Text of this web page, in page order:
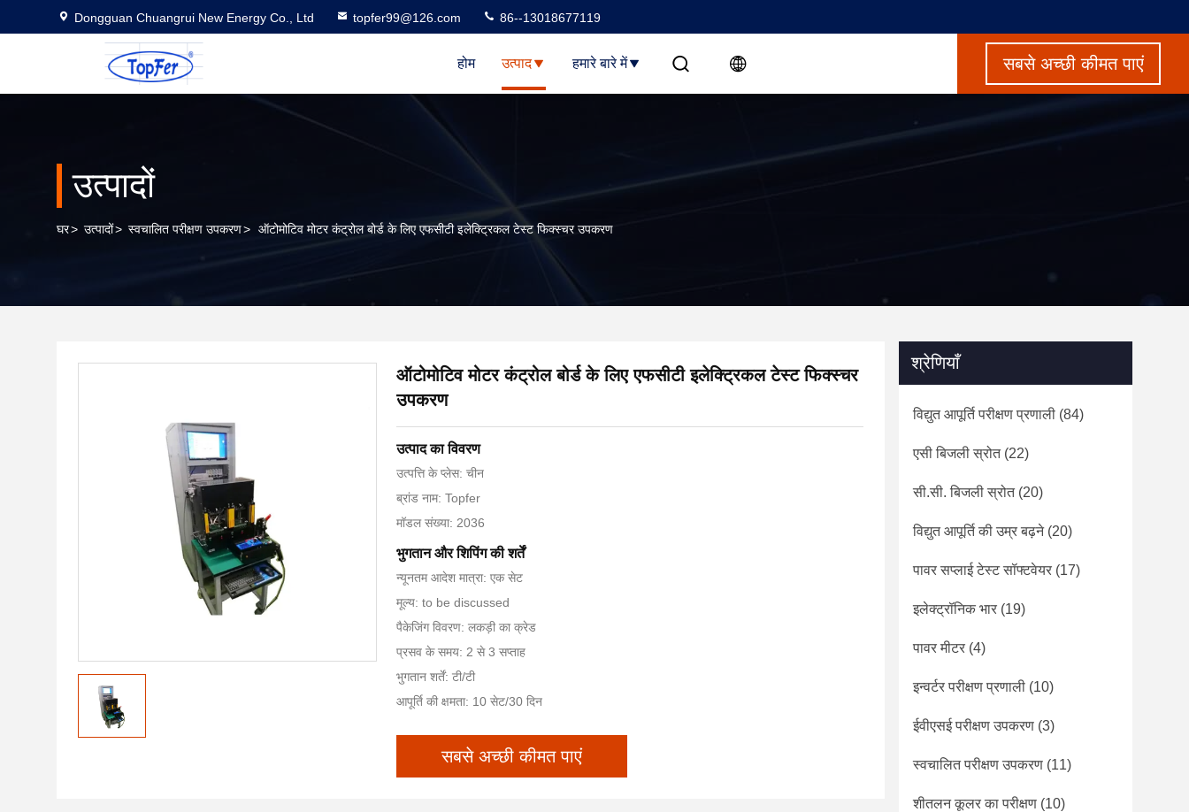
Dongguan Chuangrui New Energy Co., Ltd topfer99@126.com 86--13018677119
होम उत्पाद हमारे बारे में सबसे अच्छी कीमत पाएं
उत्पादों
घर> उत्पादों> स्वचालित परीक्षण उपकरण> ऑटोमोटिव मोटर कंट्रोल बोर्ड के लिए एफसीटी इलेक्ट्रिकल टेस्ट फिक्स्चर उपकरण
ऑटोमोटिव मोटर कंट्रोल बोर्ड के लिए एफसीटी इलेक्ट्रिकल टेस्ट फिक्स्चर
उपकरण
उत्पाद का विवरण
उत्पत्ति के प्लेस: चीन
ब्रांड नाम: Topfer
मॉडल संख्या: 2036
भुगतान और शिपिंग की शर्तें
न्यूनतम आदेश मात्रा: एक सेट
मूल्य: to be discussed
पैकेजिंग विवरण: लकड़ी का क्रेड
प्रसव के समय: 2 से 3 सप्ताह
भुगतान शर्तें: टी/टी
आपूर्ति की क्षमता: 10 सेट/30 दिन
सबसे अच्छी कीमत पाएं
श्रेणियाँ
विद्युत आपूर्ति परीक्षण प्रणाली (84)
एसी बिजली स्रोत(22)
सी.सी. बिजली स्रोत(20)
विद्युत आपूर्ति की उम्र बढ़ने(20)
पावर सप्लाई टेस्ट सॉफ्टवेयर (17)
इलेक्ट्रॉनिक भार (19)
पावर मीटर (4)
इन्वर्टर परीक्षण प्रणाली (10)
ईवीएसई परीक्षण उपकरण (3)
स्वचालित परीक्षण उपकरण (11)
शीतलन कूलर का परीक्षण (10)